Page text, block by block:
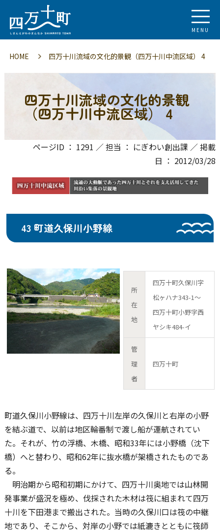
MENU
HOME 四万十川流域の文化的景観（四万十川中流区域） 4
四万十川流域の文化的景観
（四万十川中流区域） 4
ページID ： 1291 ／ 担当 ： にぎわい創出課 ／ 掲載
日 ： 2012/03/28
43 町道久保川小野線
所
在
地
四万十町久保川字
松ヶハナ343-1～
四万十町小野字西
ヤシキ484-イ
管
理
者
四万十町
町道久保川小野線は、四万十川左岸の久保川と右岸の小野
を結ぶ道で、以前は地区輪番制で渡し船が運航されてい
た。それが、竹の浮橋、木橋、昭和33年には小野橋（沈下
橋）へと替わり、昭和62年に抜水橋が架橋されたものであ
る。
明治期から昭和初期にかけて、四万十川奥地では山林開
発事業が盛況を極め、伐採された木材は筏に組まれて四万
十川を下田港まで搬出された。当時の久保川口は筏の中継
地であり、そこから、対岸の小野では紙漉きとともに筏師